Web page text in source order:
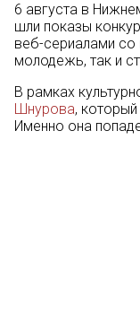
6 августа в
шли показы
веб-сериалами со
молодежь, так и
В рамках
Шнурова,
Именно она